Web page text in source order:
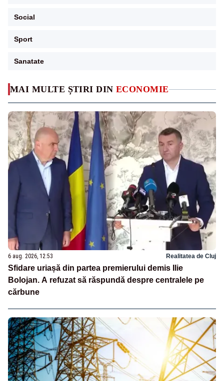
MAI MULTE ȘTIRI DIN ECONOMIE
6 aug. 2026, 12:53 Realitatea de Cluj
Sfidare uriașă din partea premierului demis Ilie
Bolojan. A refuzat să răspundă despre centralele pe
cărbune
Social
Sport
Sanatate